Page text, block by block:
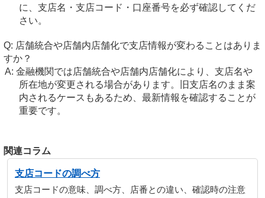
に、支店名・支店コード・口座番号を必ず確認してくだ
さい。
店舗統合や店舗内店舗化で支店情報が変わることはありま
すか？
金融機関では店舗統合や店舗内店舗化により、支店名や
所在地が変更される場合があります。旧支店名のまま案
内されるケースもあるため、最新情報を確認することが
重要です。
関連コラム
支店コードの調べ方
支店コードの意味、調べ方、店番との違い、確認時の注意